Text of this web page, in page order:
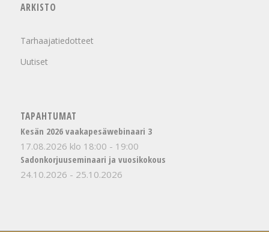
ARKISTO
Tarhaajatiedotteet
Uutiset
TAPAHTUMAT
Kesän 2026 vaakapesäwebinaari 3
17.08.2026 klo 18:00 - 19:00
Sadonkorjuuseminaari ja vuosikokous
24.10.2026 - 25.10.2026